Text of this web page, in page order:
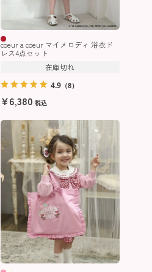
coeur a coeur マイメロディ 浴衣ド
レス4点セット
¥6,380 税込
4.9（8）
在庫切れ